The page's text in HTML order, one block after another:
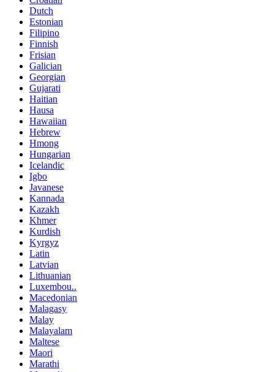
Dutch
Estonian
Filipino
Finnish
Frisian
Galician
Georgian
Gujarati
Haitian
Hausa
Hawaiian
Hebrew
Hmong
Hungarian
Icelandic
Igbo
Javanese
Kannada
Kazakh
Khmer
Kurdish
Kyrgyz
Latin
Latvian
Lithuanian
Luxembou..
Macedonian
Malagasy
Malay
Malayalam
Maltese
Maori
Marathi